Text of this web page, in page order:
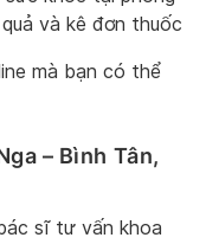
và kê đơn thuốc
mà bạn có thể
– Bình Tân,
sĩ tư vấn khoa